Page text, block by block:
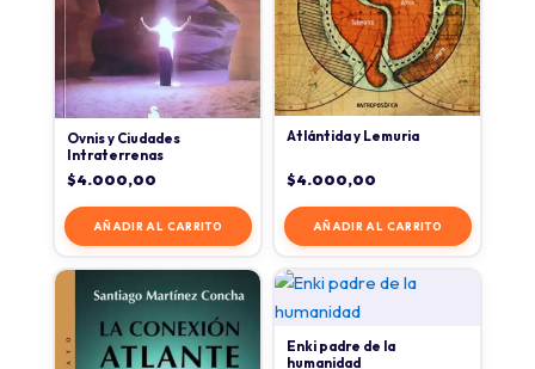
Ovnis y Ciudades
Intraterrenas
$4.000,00
AÑADIR AL CARRITO
Atlántida y Lemuria
$4.000,00
AÑADIR AL CARRITO
Enki padre de la
humanidad